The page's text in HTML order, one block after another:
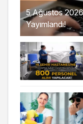
5 Ağustos
Yayımlandı!